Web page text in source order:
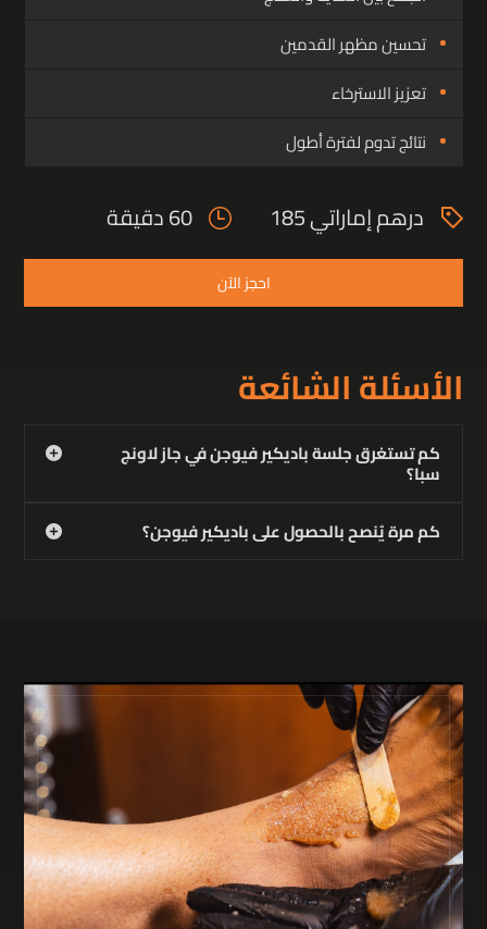
تحسين مظهر القدمين
تعزيز الاسترخاء
نتائج تدوم لفترة أطول
درهم إماراتي 185 60 دقيقة
احجز الآن
الأسئلة الشائعة
كم تستغرق جلسة باديكير فيوجن في جاز لاونج
سبا؟
كم مرة يُنصح بالحصول على باديكير فيوجن؟